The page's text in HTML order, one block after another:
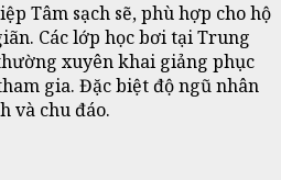
Tâm sạch sẽ, phù hợp cho hộ
Các lớp học bơi tại Trung
xuyên khai giảng phục
gia. Đặc biệt độ ngũ nhân
và chu đáo.